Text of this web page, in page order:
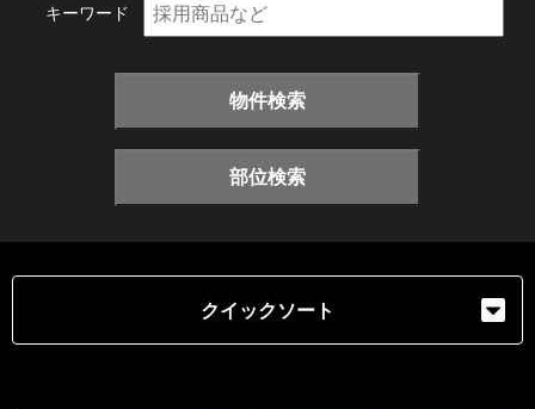
キーワード
物件検索
部位検索
クイックソート